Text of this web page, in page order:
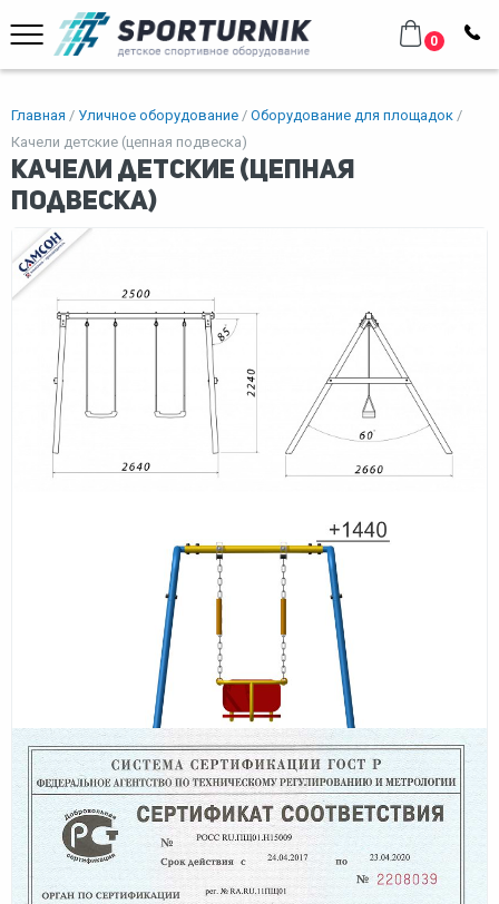
0
Главная Уличное оборудование
Оборудование для площадок
Качели детские (цепная подвеска)
Качели детские (цепная
подвеска)